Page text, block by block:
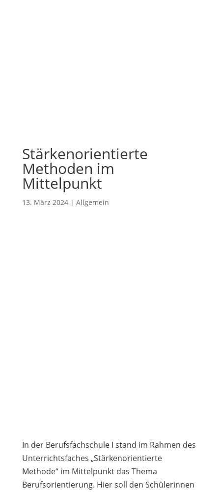
Stärkenorientierte
Methoden im
Mittelpunkt
13. März 2024| Allgemein
In der Berufsfachschule I stand im Rahmen des
Unterrichtsfaches „Stärkenorientierte
Methode“ im Mittelpunkt das Thema
Berufsorientierung. Hier soll den Schülerinnen